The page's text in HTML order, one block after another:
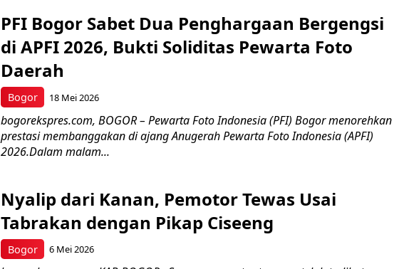
Bogor
PFI Bogor Sabet Dua Penghargaan Bergengsi
di APFI 2026, Bukti Soliditas Pewarta Foto
Daerah
18 Mei 2026
bogorekspres.com, BOGOR – Pewarta Foto Indonesia (PFI) Bogor menorehkan
prestasi membanggakan di ajang Anugerah Pewarta Foto Indonesia (APFI)
2026.Dalam malam...
Bogor
Nyalip dari Kanan, Pemotor Tewas Usai
Tabrakan dengan Pikap Ciseeng
6 Mei 2026